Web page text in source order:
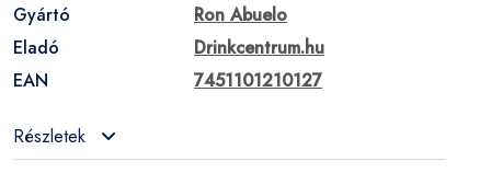
Gyártó
Ron Abuelo
Eladó
Drinkcentrum.hu
EAN
7451101210127
Részletek